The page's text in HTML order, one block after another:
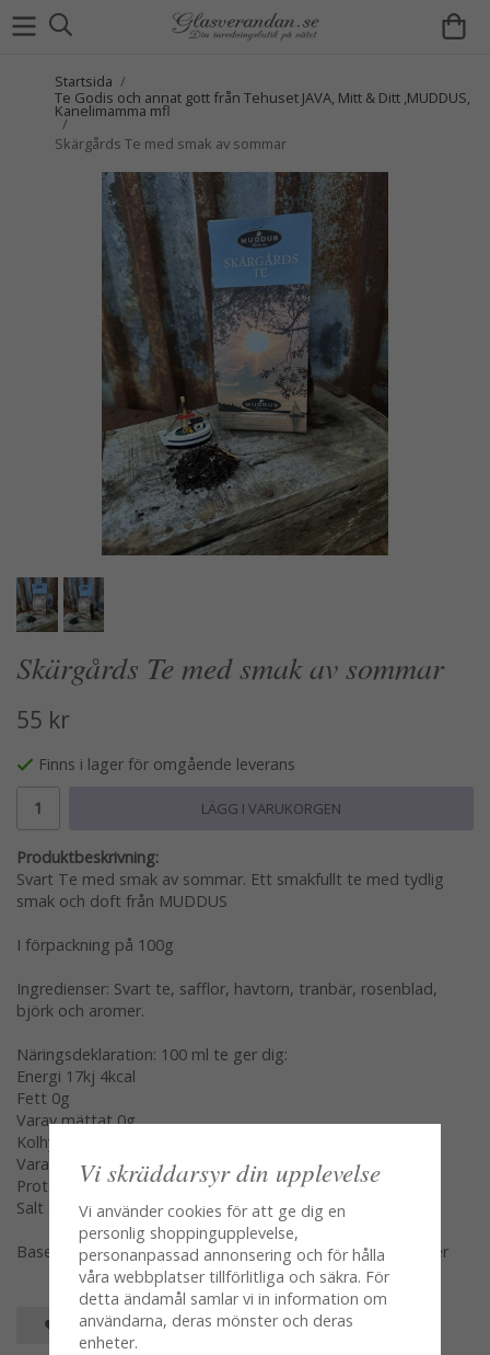
Startsida /
Te Godis och annat gott från Tehuset JAVA, Mitt & Ditt ,MUDDUS,
Kanelimamma mfl
/
Skärgårds Te med smak av sommar
Skärgårds Te med smak av sommar
55 kr
Finns i lager för omgående leverans
LÄGG I VARUKORGEN
Produktbeskrivning:
Svart Te med smak av sommar. Ett smakfullt te med tydlig
smak och doft från MUDDUS
I förpackning på 100g
Ingredienser: Svart te, safflor, havtorn, tranbär, rosenblad,
björk och aromer.
Näringsdeklaration: 100 ml te ger dig:
Energi 17kj 4kcal
Fett 0g
Varav mättat 0g
Kolhydrater 0,5g
Vara sockerarter 0,5g
Protein 0,5g
Salt 0g
Baserat på 1tsk te bryggd i 100gr nykokt vatten 2-3minuter
SPARA SOM FAVORIT
Vi skräddarsyr din upplevelse
Vi använder cookies för att ge dig en
personlig shoppingupplevelse,
personanpassad annonsering och för hålla
våra webbplatser tillförlitliga och säkra. För
detta ändamål samlar vi in information om
användarna, deras mönster och deras
enheter.